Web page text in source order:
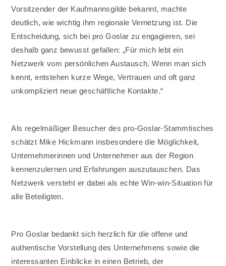
Vorsitzender der Kaufmannsgilde bekannt, machte
deutlich, wie wichtig ihm regionale Vernetzung ist. Die
Entscheidung, sich bei pro Goslar zu engagieren, sei
deshalb ganz bewusst gefallen: „Für mich lebt ein
Netzwerk vom persönlichen Austausch. Wenn man sich
kennt, entstehen kurze Wege, Vertrauen und oft ganz
unkompliziert neue geschäftliche Kontakte.“
Als regelmäßiger Besucher des pro-Goslar-Stammtisches
schätzt Mike Hickmann insbesondere die Möglichkeit,
Unternehmerinnen und Unternehmer aus der Region
kennenzulernen und Erfahrungen auszutauschen. Das
Netzwerk versteht er dabei als echte Win-win-Situation für
alle Beteiligten.
Pro Goslar bedankt sich herzlich für die offene und
authentische Vorstellung des Unternehmens sowie die
interessanten Einblicke in einen Betrieb, der